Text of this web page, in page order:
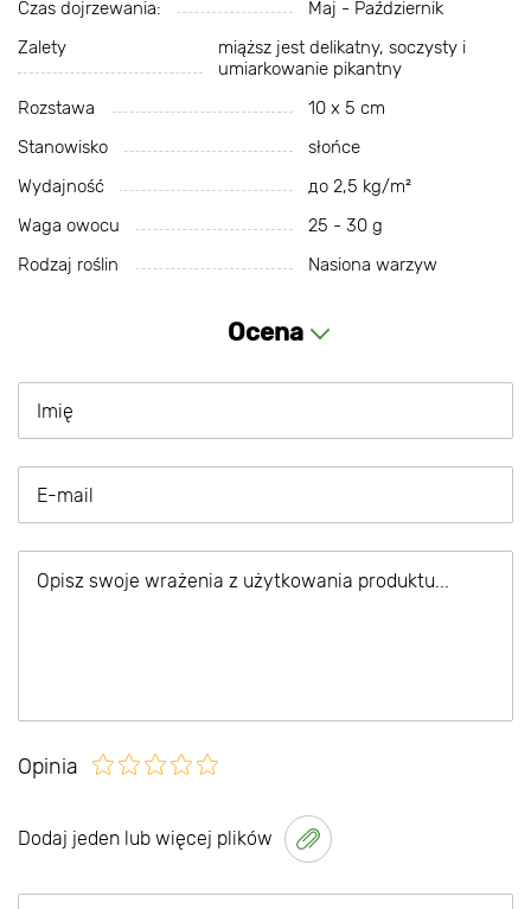
Czas dojrzewania:
Maj - Październik
Zalety
miąższ jest delikatny, soczysty i
umiarkowanie pikantny
Rozstawa
10 х 5 cm
Stanowisko
słońce
Wydajność
до 2,5 kg/m²
Waga owocu
25 - 30 g
Rodzaj roślin
Nasiona warzyw
Ocena
Opinia
Dodaj jeden lub więcej plików